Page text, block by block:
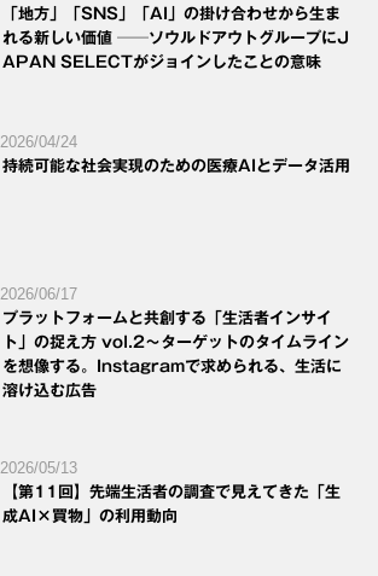
「地方」「SNS」「AI」の掛け合わせから生ま
れる新しい価値 ──ソウルドアウトグループにJ
APAN SELECTがジョインしたことの意味
2026/04/24
持続可能な社会実現のための医療AIとデータ活用
2026/06/17
プラットフォームと共創する「生活者インサイ
ト」の捉え方 vol.2～ターゲットのタイムライン
を想像する。Instagramで求められる、生活に
溶け込む広告
2026/05/13
【第11回】先端生活者の調査で見えてきた「生
成AI×買物」の利用動向